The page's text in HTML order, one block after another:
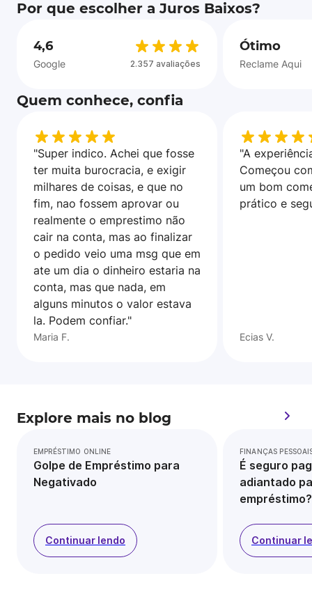
Por que escolher a Juros Baixos?
4,6
Google 2.357 avaliações
Ótimo
Reclame Aqui
Quem conhece, confia
"Super indico. Achei que fosse
ter muita burocracia, e exigir
milhares de coisas, e que no
fim, nao fossem aprovar ou
realmente o emprestimo não
cair na conta, mas ao finalizar
o pedido veio uma msg que em
ate um dia o dinheiro estaria na
conta, mas que nada, em
alguns minutos o valor estava
la. Podem confiar."
Maria F.
"A
Começou
um bom
prático e
Ecias V.
Explore mais no blog
EMPRÉSTIMO ONLINE
Golpe de Empréstimo para
Negativado
Continuar lendo
FINANÇAS
É seguro
adiantado
empréstimo?
Continuar